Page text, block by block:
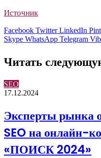
Источник
Facebook Twitter LinkedIn
Skype WhatsApp Telegram
Читать
SEO
17.12.2024
Эксперты рынка
SEO на онлайн-
«ПОИСК 2024»